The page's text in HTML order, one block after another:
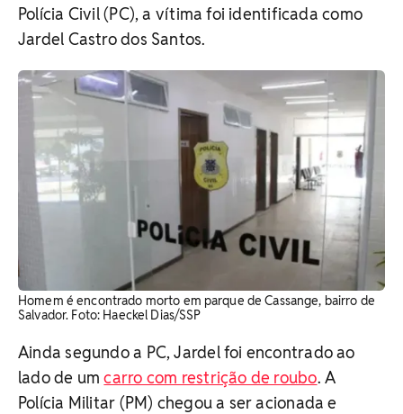
Polícia Civil (PC), a vítima foi identificada como
Jardel Castro dos Santos.
Homem é encontrado morto em parque de Cassange, bairro de
Salvador. Foto: Haeckel Dias/SSP
Ainda segundo a PC, Jardel foi encontrado ao
lado de umcarro com restrição de roubo. A
Polícia Militar (PM) chegou a ser acionada e